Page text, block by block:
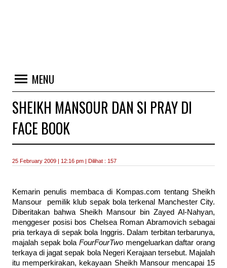
MENU
SHEIKH MANSOUR DAN SI PRAY DI
FACE BOOK
25 February 2009 | 12:16 pm | Dilihat : 157
Kemarin penulis membaca di Kompas.com tentang Sheikh
Mansour pemilik klub sepak bola terkenal Manchester City.
Diberitakan bahwa Sheikh Mansour bin Zayed Al-Nahyan,
menggeser posisi bos Chelsea Roman Abramovich sebagai
pria terkaya di sepak bola Inggris. Dalam terbitan terbarunya,
majalah sepak bola FourFourTwo mengeluarkan daftar orang
terkaya di jagat sepak bola Negeri Kerajaan tersebut. Majalah
itu memperkirakan, kekayaan Sheikh Mansour mencapai 15